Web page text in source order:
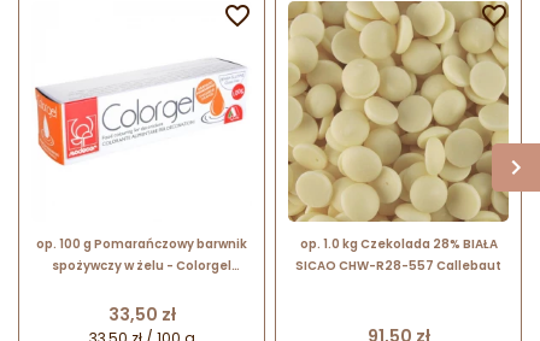
op. 100 g Pomarańczowy barwnik
spożywczy w żelu - Colorgel
- barwnik do masy cukrowej i
tortów
Cena
33,50 zł

op. 1.0 kg Czekolada 28% BIAŁA
SICAO CHW-R28-557 Callebaut
Cena
